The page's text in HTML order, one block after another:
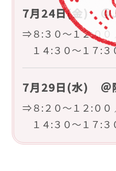
7月24日(金) ＠
⇒８:３０～１２:００
１４:３０～１７:３
7月29日(水) ＠
⇒８:２０～１２:００
１４:３０～１７:３